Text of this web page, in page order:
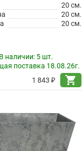
20 см.
20 см.
20 см.
наличии: 5 шт.
поставка 18.08.26г.
1 843 ₽
shopping_cart